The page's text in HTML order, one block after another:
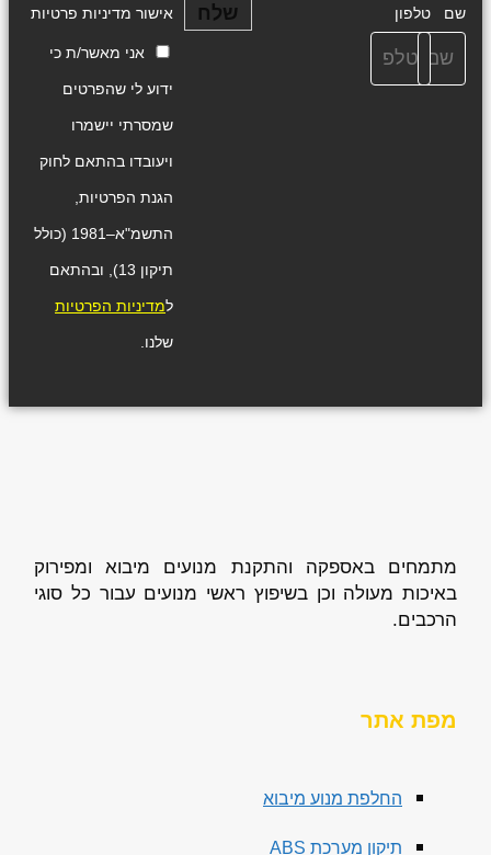
שם טלפון אישור מדיניות פרטיות
אני מאשר/ת כי
ידוע לי שהפרטים
שמסרתי יישמרו
ויעובדו בהתאם לחוק
הגנת הפרטיות,
התשמ"א–1981 (כולל
תיקון 13), ובהתאם
למדיניות הפרטיות
שלנו.
שלח
מתמחים באספקה והתקנת מנועים מיבוא ומפירוק
באיכות מעולה וכן בשיפוץ ראשי מנועים עבור כל סוגי
הרכבים.
מפת אתר
החלפת מנוע מיבוא
תיקון מערכת ABS